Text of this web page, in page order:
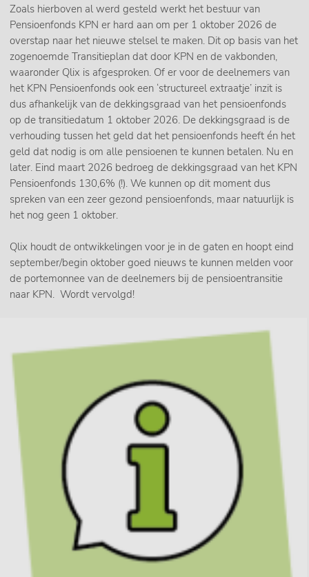
Zoals hierboven al werd gesteld werkt het bestuur van
Pensioenfonds KPN er hard aan om per 1 oktober 2026 de
overstap naar het nieuwe stelsel te maken. Dit op basis van het
zogenoemde Transitieplan dat door KPN en de vakbonden,
waaronder Qlix is afgesproken. Of er voor de deelnemers van
het KPN Pensioenfonds ook een ‘structureel extraatje’ inzit is
dus afhankelijk van de dekkingsgraad van het pensioenfonds
op de transitiedatum 1 oktober 2026. De dekkingsgraad is de
verhouding tussen het geld dat het pensioenfonds heeft én het
geld dat nodig is om alle pensioenen te kunnen betalen. Nu en
later. Eind maart 2026 bedroeg de dekkingsgraad van het KPN
Pensioenfonds 130,6% (!). We kunnen op dit moment dus
spreken van een zeer gezond pensioenfonds, maar natuurlijk is
het nog geen 1 oktober.
Qlix houdt de ontwikkelingen voor je in de gaten en hoopt eind
september/begin oktober goed nieuws te kunnen melden voor
de portemonnee van de deelnemers bij de pensioentransitie
naar KPN. Wordt vervolgd!